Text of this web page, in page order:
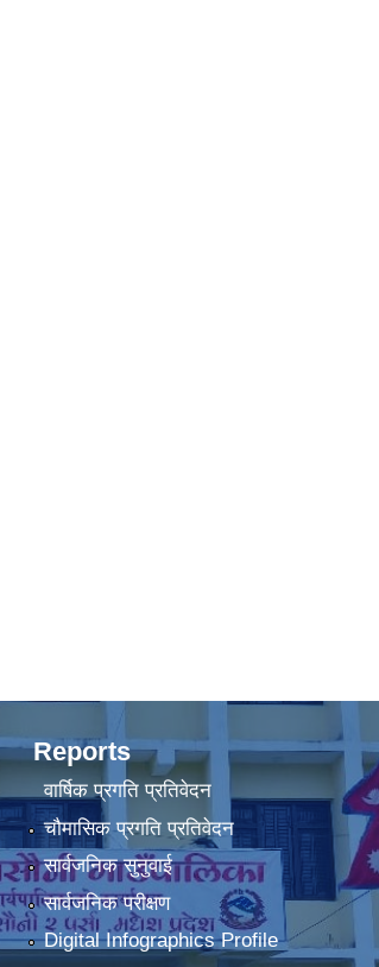
Reports
वार्षिक प्रगति प्रतिवेदन
चौमासिक प्रगति प्रतिवेदन
सार्वजनिक सुनुवाई
सार्वजनिक परीक्षण
Digital Infographics Profile